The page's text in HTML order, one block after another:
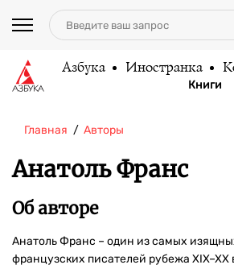
Азбука Иностранка
Книги
Главная Авторы
Анатоль Франс
Об авторе
Анатоль Франс – один из самых
французских писателей рубежа XIX–XX